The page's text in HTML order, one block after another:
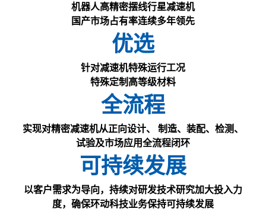
机器人高精密摆线行星减速机
国产市场占有率连续多年领先
优选
针对减速机特殊运行工况
特殊定制高等级材料
全流程
实现对精密减速机从正向设计、 制造、装配、检测、
试验及市场应用全流程闭环
可持续发展
以客户需求为导向，持续对研发技术研究加大投入力
度，确保环动科技业务保持可持续发展